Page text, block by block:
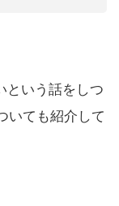
という話をしつ
いても紹介して